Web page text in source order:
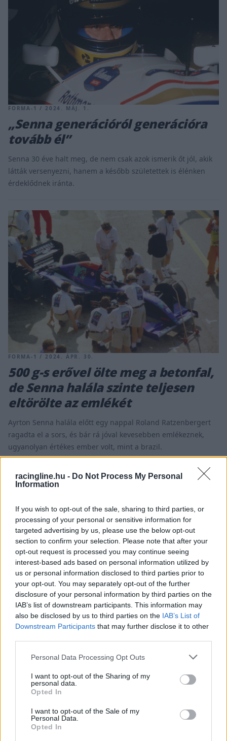
racingline.hu - Do Not Process My Personal
Information
If you wish to opt-out of the sale, sharing to third parties, or
processing of your personal or sensitive information for
targeted advertising by us, please use the below opt-out
section to confirm your selection. Please note that after your
opt-out request is processed you may continue seeing
interest-based ads based on personal information utilized by
us or personal information disclosed to third parties prior to
your opt-out. You may separately opt-out of the further
disclosure of your personal information by third parties on the
IAB’s list of downstream participants. This information may
also be disclosed by us to third parties on the IAB’s List of
Downstream Participants that may further disclose it to other
Please note that this website/app uses one or more Google
not limited to your visit or usage behaviour. You may click to
grant or deny consent to Google and its third-party tags to
use your data for below specified purposes in below Google
consent section.
Personal Data Processing Opt Outs
I want to opt-out of the Sharing of my
personal data.
Opted In
I want to opt-out of the Sale of my
Personal Data.
Opted In
FORMA-1 / 2024. MÁJ. 1.
„Senna generációról generációra
tovább él”
Senna 30 éve halt meg, de nem csak azok ismerik őt jól, akik
látták versenyezni, hanem a később születettek is élénken
érdeklődnek iránta.
FORMA-1 / 2024. ÁPR. 30.
500 g-s erővel ölte meg a betonfal,
de Senna halála szinte teljesen
eltörölte az emlékét
Ayrton Senna halála előtt egy nappal Roland Ratzenbergert
ragadta el a sors, és bár rá jóval kevesebben emlékeznek,
ugyanolyan értékes ember volt, mint a brazil.
FORMA-1 / 2024. ÁPR. 30.
Egész napos rendezvénnyel
Senna és Ratzenberger emléke
előtt Imolában
Ayrton Senna és Roland Ratzenberger 30 éve hunyt el az
1994-es San Marinói Nagydíjon, az F1 egyik legsötétebb
hétvégéjén.